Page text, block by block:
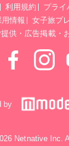
利用規約
プライ
用情報
女子旅プ
供・広告掲載・
by
Netnative Inc.